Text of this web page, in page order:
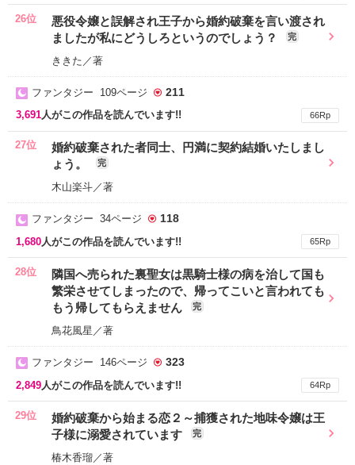
26位
悪役令嬢と誤解され王子から婚約破棄を言い渡され
ましたが私にどうしろというのでしょう？
完
ききた／著
ファンタジー 109ページ 211
3,691人がこの作品を読んでいます!! 66Rp
27位
婚約破棄された者同士、円満に契約結婚いたしまし
ょう。
完
木山楽斗／著
ファンタジー 34ページ 118
1,680人がこの作品を読んでいます!! 65Rp
28位
隣国へ売られた裏聖女は黒騎士様の病を治して国も
繁栄させてしまったので、帰ってこいと言われても
もう帰してもらえません
完
鳥花風星／著
ファンタジー 146ページ 323
2,849人がこの作品を読んでいます!! 64Rp
29位
婚約破棄から始まる恋２～捕獲された地味令嬢は王
子様に溺愛されています
完
椿木香瑠／著